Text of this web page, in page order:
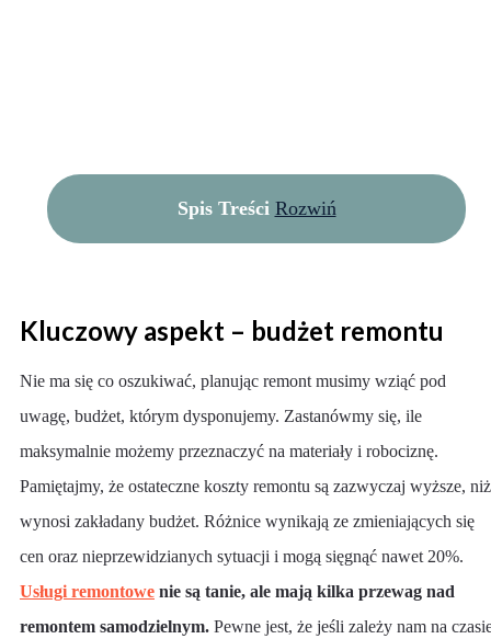
Spis Treści Rozwiń
Kluczowy aspekt – budżet remontu
Nie ma się co oszukiwać, planując remont musimy wziąć pod
uwagę, budżet, którym dysponujemy. Zastanówmy się, ile
maksymalnie możemy przeznaczyć na materiały i robociznę.
Pamiętajmy, że ostateczne koszty remontu są zazwyczaj wyższe, niż
wynosi zakładany budżet. Różnice wynikają ze zmieniających się
cen oraz nieprzewidzianych sytuacji i mogą sięgnąć nawet 20%.
Usługi remontowe nie są tanie, ale mają kilka przewag nad
remontem samodzielnym. Pewne jest, że jeśli zależy nam na